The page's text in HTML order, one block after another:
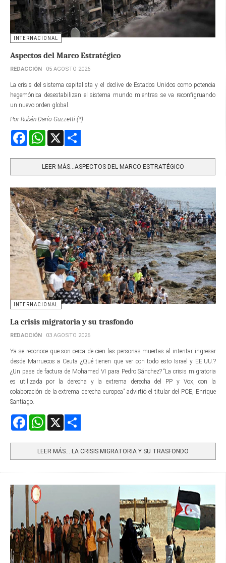
INTERNACIONAL
Aspectos del Marco Estratégico
REDACCIÓN 05 AGOSTO 2026
La crisis del sistema capitalista y el declive de Estados Unidos como potencia
hegemónica desestabilizan el sistema mundo mientras se va reconfigruando
un nuevo orden global.
Por Rubén Darío Guzzetti (*)
FacebookWhatsApp
LEER MÁS…ASPECTOS DEL MARCO ESTRATÉGICO
INTERNACIONAL
La crisis migratoria y su trasfondo
REDACCIÓN 03 AGOSTO 2026
Ya se reconoce que son cerca de cien las personas muertas al intentar ingresar
desde Marruecos a Ceuta ¿Qué tienen que ver con todo esto Israel y EE.UU.?
¿Un pase de factura de Mohamed VI para Pedro Sánchez? “La crisis migratoria
es utilizada por la derecha y la extrema derecha del PP y Vox, con la
colaboración de la extrema derecha europea” advirtió el titular del PCE, Enrique
Santiago.
FacebookWhatsApp
LEER MÁS… LA CRISIS MIGRATORIA Y SU TRASFONDO